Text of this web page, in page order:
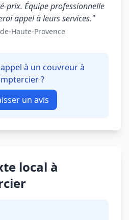
prix. Équipe professionnelle
appel à leurs services."
Haute-Provence
à un couvreur à
?
un avis
local à